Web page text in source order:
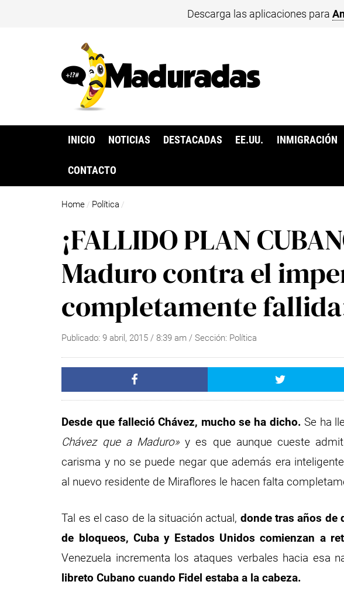
Descarga las aplicaciones para
INICIO NOTICIAS DESTACADAS EE.UU. INMIGRACIÓN
CONTACTO
Home / Política /
¡FALLIDO PLAN
Maduro contra el
completamente
Publicado:9 abril, 2015 / 8:39 am/ Sección: Política
Desde que falleció Chávez, mucho se ha dicho. Se ha
Chávez que a Maduro»y es que aunque cueste
carisma y no se puede negar que además era
al nuevo residente de Miraflores le hacen falta
Tal es el caso de la situación actual, donde tras años de
de bloqueos, Cuba y Estados Unidos comienzan a
Venezuela incrementa los ataques verbales hacia esa
libreto Cubano cuando Fidel estaba a la cabeza.